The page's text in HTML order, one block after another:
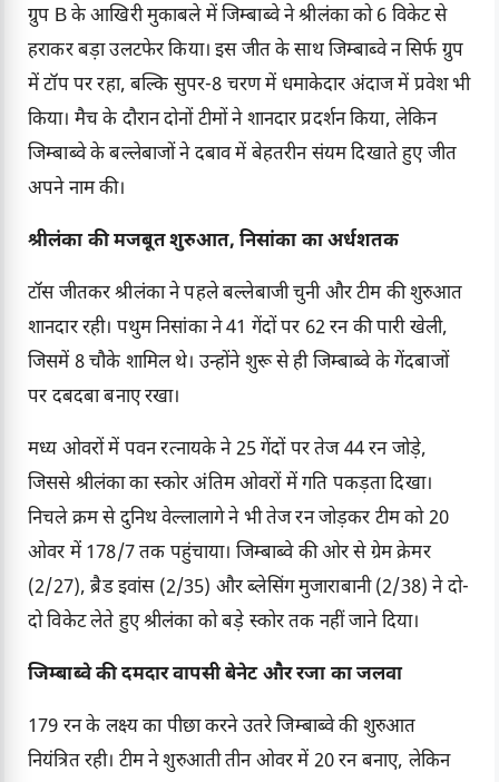
ग्रुप B के आखिरी मुकाबले में जिम्बाब्वे ने श्रीलंका को 6 विकेट से
हराकर बड़ा उलटफेर किया। इस जीत के साथ जिम्बाब्वे न सिर्फ ग्रुप
में टॉप पर रहा, बल्कि सुपर-8 चरण में धमाकेदार अंदाज में प्रवेश भी
किया। मैच के दौरान दोनों टीमों ने शानदार प्रदर्शन किया, लेकिन
जिम्बाब्वे के बल्लेबाजों ने दबाव में बेहतरीन संयम दिखाते हुए जीत
अपने नाम की।
श्रीलंका की मजबूत शुरुआत, निसांका का अर्धशतक
टॉस जीतकर श्रीलंका ने पहले बल्लेबाजी चुनी और टीम की शुरुआत
शानदार रही। पथुम निसांका ने 41 गेंदों पर 62 रन की पारी खेली,
जिसमें 8 चौके शामिल थे। उन्होंने शुरू से ही जिम्बाब्वे के गेंदबाजों
पर दबदबा बनाए रखा।
मध्य ओवरों में पवन रत्नायके ने 25 गेंदों पर तेज 44 रन जोड़े,
जिससे श्रीलंका का स्कोर अंतिम ओवरों में गति पकड़ता दिखा।
निचले क्रम से दुनिथ वेल्लालागे ने भी तेज रन जोड़कर टीम को 20
ओवर में 178/7 तक पहुंचाया। जिम्बाब्वे की ओर से ग्रेम क्रेमर
(2/27), ब्रैड इवांस (2/35) और ब्लेसिंग मुजाराबानी (2/38) ने दो-
दो विकेट लेते हुए श्रीलंका को बड़े स्कोर तक नहीं जाने दिया।
जिम्बाब्वे की दमदार वापसी बेनेट और रजा का जलवा
179 रन के लक्ष्य का पीछा करने उतरे जिम्बाब्वे की शुरुआत
नियंत्रित रही। टीम ने शुरुआती तीन ओवर में 20 रन बनाए, लेकिन